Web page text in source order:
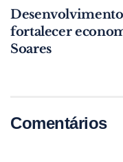
fortalecer
Soares
Comentários